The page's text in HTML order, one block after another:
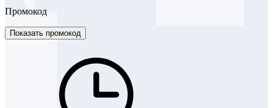
Промокод
Показать промокод